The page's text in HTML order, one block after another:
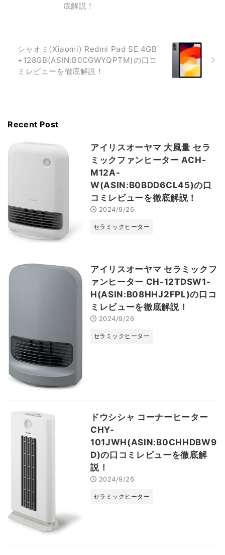
底解説！
シャオミ(Xiaomi) Redmi Pad SE 4GB
+128GB(ASIN:B0CGWYQPTM)の口コ
ミレビューを徹底解説！
Recent Post
アイリスオーヤマ 大風量 セラ
ミックファンヒーター ACH-
M12A-
W(ASIN:B0BDD6CL45)の口
コミレビューを徹底解説！
2024/9/26
セラミックヒーター
アイリスオーヤマ セラミックフ
ァンヒーター CH-12TDSW1-
H(ASIN:B08HHJ2FPL)の口コ
ミレビューを徹底解説！
2024/9/26
セラミックヒーター
ドウシシャ コーナーヒーター
CHY-
101JWH(ASIN:B0CHHDBW9
D)の口コミレビューを徹底解
説！
2024/9/26
セラミックヒーター